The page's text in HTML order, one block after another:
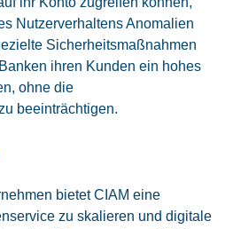
Nutzerverhaltens Anomalien
Sicherheitsmaßnahmen
ihren Kunden ein hohes
ohne die
beeinträchtigen.
bietet CIAM eine
zu skalieren und digitale